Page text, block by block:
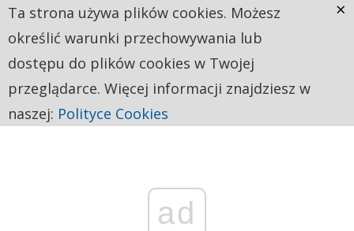
ad
Ta strona używa plików cookies. Możesz
określić warunki przechowywania lub
dostępu do plików cookies w Twojej
przeglądarce. Więcej informacji znajdziesz w
naszej: Polityce Cookies
×